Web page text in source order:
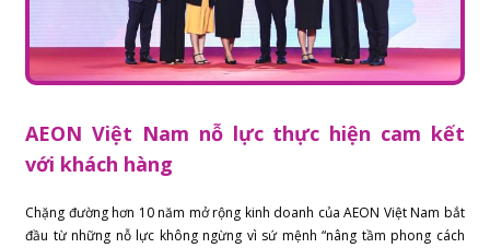
AEON Việt Nam nỗ lực thực hiện cam kết
với khách hàng
Chặng đường hơn 10 năm mở rộng kinh doanh của AEON Việt Nam bắt
đầu từ những nỗ lực không ngừng vì sứ mệnh “nâng tầm phong cách